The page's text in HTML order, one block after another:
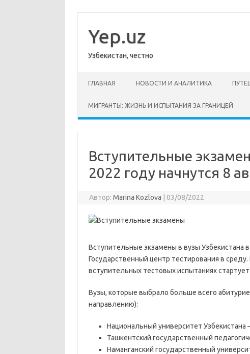
содержимому
Yep.uz
Узбекистан, честно
ГЛАВНАЯ НОВОСТИ И АНАЛИТИКА
МИГРАНТЫ: ЖИЗНЬ И ИСПЫТАНИЯ ЗА ГРАНИЦЕЙ
Вступительные
2022 году начнутся 8
Автор: Marina Kozlova 03/08/2022
Вступительные экзамены в вузы Узбекистана
Государственный центр тестирования в
вступительных тестовых испытаниях стартует
Вузы, которые выбрало больше всего
направлению):
Национальный университет Узбекистана
Ташкентский государственный
Наманганский государственный